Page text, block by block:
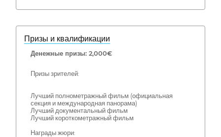
Призы и квалификации
Денежные призы: 2,000€
Призы зрителей:
Лучший полнометражный фильм (официальная
секция и международная панорама)
Лучший документальный фильм
Лучший короткометражный фильм
Награды жюри: